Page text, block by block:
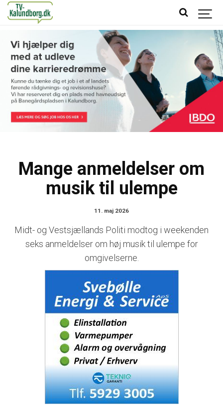
Mange anmeldelser om
musik til ulempe
11. maj 2026
Midt- og Vestsjællands Politi modtog i weekenden
seks anmeldelser om høj musik til ulempe for
omgivelserne.